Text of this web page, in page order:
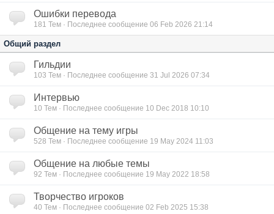
Ошибки перевода
181 Тем · Последнее сообщение 06 Feb 2026 21:14
Общий раздел
Гильдии
103 Тем · Последнее сообщение 31 Jul 2026 07:34
Интервью
10 Тем · Последнее сообщение 10 Dec 2018 10:10
Общение на тему игры
528 Тем · Последнее сообщение 19 May 2024 11:03
Общение на любые темы
92 Тем · Последнее сообщение 19 May 2022 18:58
Творчество игроков
40 Тем · Последнее сообщение 02 Feb 2025 15:38